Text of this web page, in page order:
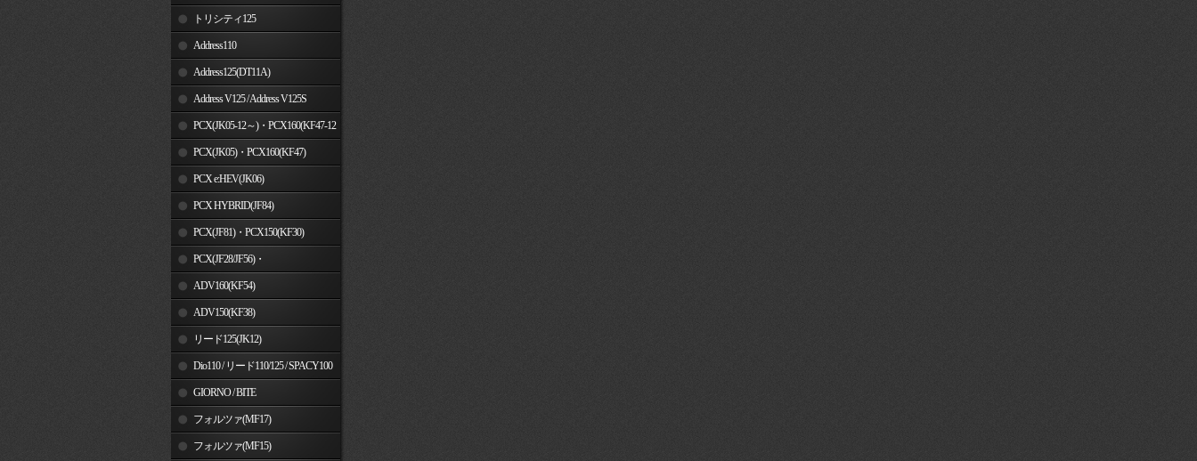
トリシティ125
Address110
Address125(DT11A)
Address V125 / Address V125S
PCX(JK05-12～)・PCX160(KF47-12
～) PCX(JK05)・PCX160(KF47)
PCX e:HEV(JK06)
PCX HYBRID(JF84)
PCX(JF81)・PCX150(KF30)
PCX(JF28/JF56)・
PCX150(KF12/KF18)
ADV160(KF54)
ADV150(KF38)
リード125(JK12)
Dio110 / リード110/125 / SPACY100
GIORNO / BITE
フォルツァ(MF17)
フォルツァ(MF15)